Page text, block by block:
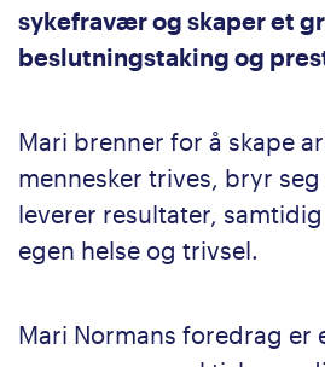
sykefravær og skaper et
beslutningstaking og
Mari brenner for å skape
mennesker trives, bryr
leverer resultater,
egen helse og trivsel.
Mari Normans foredrag er